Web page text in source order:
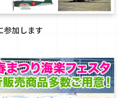
参加します